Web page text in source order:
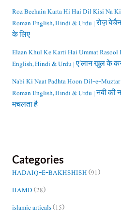
Roz Bechain Karta Hi Hai Dil Kisi Na
Roman English, Hindi & Urdu | रोज़
के लिए
Elaan Khul Ke Karti Hai Ummat
English, Hindi & Urdu | ए’लान खुल के
Nabi Ki Naat Padhta Hoon Dil-e-
Roman English, Hindi & Urdu | नबी की
मचलता है
Categories
HADAIQ-E-BAKHSHISH(91)
HAMD(28)
islamic articals(15)